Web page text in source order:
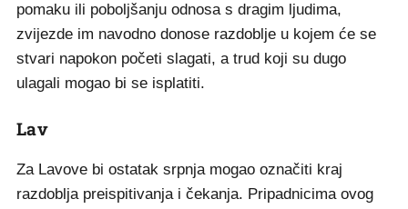
pomaku ili poboljšanju odnosa s dragim ljudima,
zvijezde im navodno donose razdoblje u kojem će se
stvari napokon početi slagati, a trud koji su dugo
ulagali mogao bi se isplatiti.
Lav
Za Lavove bi ostatak srpnja mogao označiti kraj
razdoblja preispitivanja i čekanja. Pripadnicima ovog